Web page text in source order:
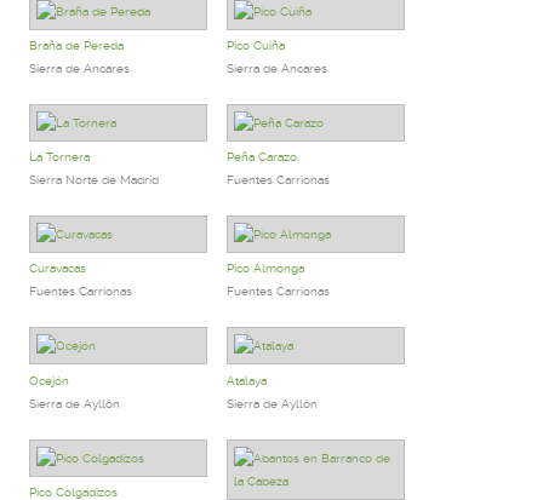
Braña de Pereda
Sierra de Ancares
Pico Cuiña
Sierra de Ancares
La Tornera
Sierra Norte de Madrid
Peña Carazo
Fuentes Carrionas
Curavacas
Fuentes Carrionas
Pico Almonga
Fuentes Carrionas
Ocejón
Sierra de Ayllón
Atalaya
Sierra de Ayllón
Pico Colgadizos